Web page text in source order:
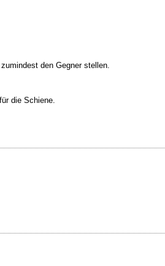
den Gegner stellen.
die Schiene.